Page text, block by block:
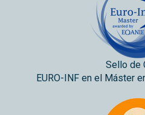
Sello de
EURO-INF en el Máster